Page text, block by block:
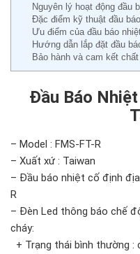
Nguyên lý hoạt động đầu
Đặc điểm kỹ thuật đầu
Ưu điểm của đầu báo
Hướng dẫn lắp đặt đầu
Bảo hành và cam kết
Đầu Báo
– Model : FMS-FT-R
– Xuất xứ : Taiwan
– Đầu báo nhiệt cố định
R
– Đèn Led thông báo chế
cháy:
+ Trạng thái bình thường :